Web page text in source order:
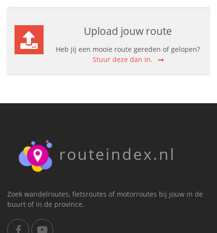
Upload jouw route
Heb jij een mooie route gereden of gelopen?
Stuur deze dan in.
routeindex.nl
Zoek wandelroutes, fietsroutes of motorroutes bij jouw in de
buurt of in de province.